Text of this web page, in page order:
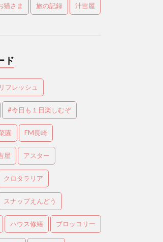
猫さま 旅の記録 汁吉屋
ド
フレッシュ
#今日も１日楽しむぞ
園 FM長崎
屋 アスター
クロタラリア
スナップえんどう
ハウス修繕 ブロッコリー